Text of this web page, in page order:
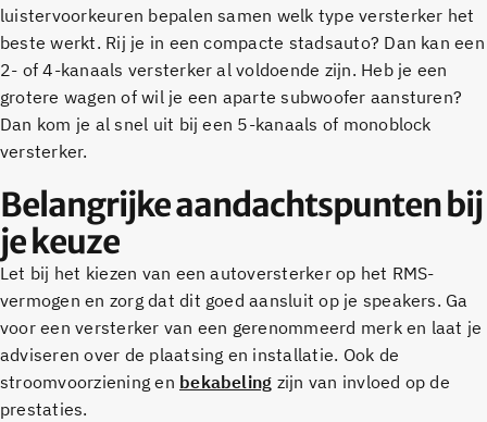
luistervoorkeuren bepalen samen welk type versterker het
beste werkt. Rij je in een compacte stadsauto? Dan kan een
2- of 4-kanaals versterker al voldoende zijn. Heb je een
grotere wagen of wil je een aparte subwoofer aansturen?
Dan kom je al snel uit bij een 5-kanaals of monoblock
versterker.
Belangrijke aandachtspunten bij
je keuze
Let bij het kiezen van een autoversterker op het RMS-
vermogen en zorg dat dit goed aansluit op je speakers. Ga
voor een versterker van een gerenommeerd merk en laat je
adviseren over de plaatsing en installatie. Ook de
stroomvoorziening en bekabeling zijn van invloed op de
prestaties.